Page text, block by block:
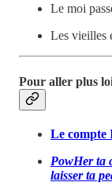
Le moi
Les vieilles
Pour aller plus
Le compte
PowHer ta
laisser ta